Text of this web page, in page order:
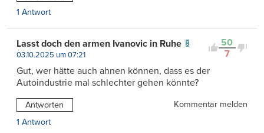
1 Antwort
50
7
Lasst doch den armen Ivanovic in Ruhe
03.10.2025 um 07:21
Gut, wer hätte auch ahnen können, dass es der
Autoindustrie mal schlechter gehen könnte?
Antworten
Kommentar melden
1 Antwort